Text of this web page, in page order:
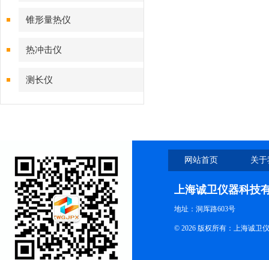
锥形量热仪
热冲击仪
测长仪
网站首页 关
上海诚卫仪器科技
地址：洞厍路603号
© 2026 版权所有：上海诚卫